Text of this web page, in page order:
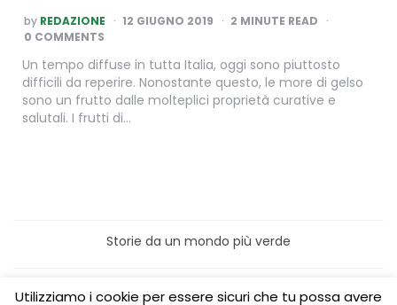
POSTED
BY
by REDAZIONE 12 GIUGNO 2019 2 MINUTE READ
0 COMMENTS
Un tempo diffuse in tutta Italia, oggi sono piuttosto
difficili da reperire. Nonostante questo, le more di gelso
sono un frutto dalle molteplici proprietà curative e
salutali. I frutti di…
Storie da un mondo più verde
Home
Turismo sostenibile
Utilizziamo i cookie per essere sicuri che tu possa avere